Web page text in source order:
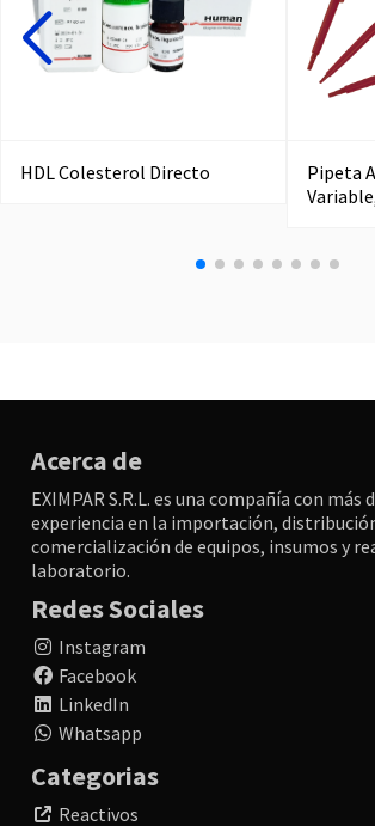
HDL Colesterol Directo
Pipeta
Acerca de
EXIMPAR S.R.L. es una compañía con más
experiencia en la importación,
comercialización de equipos, insumos y
laboratorio.
Redes Sociales
Instagram
Facebook
LinkedIn
Whatsapp
Categorias
Reactivos